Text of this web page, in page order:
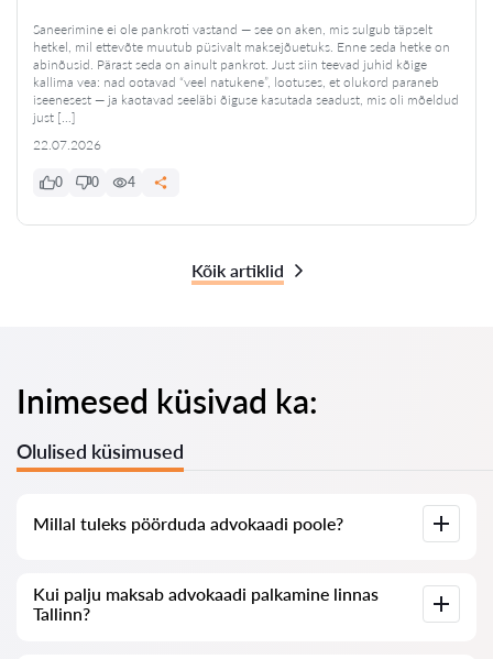
Saneerimine ei ole pankroti vastand — see on aken, mis sulgub täpselt
hetkel, mil ettevõte muutub püsivalt maksejõuetuks. Enne seda hetke on
abinõusid. Pärast seda on ainult pankrot. Just siin teevad juhid kõige
kallima vea: nad ootavad “veel natukene”, lootuses, et olukord paraneb
iseenesest — ja kaotavad seeläbi õiguse kasutada seadust, mis oli mõeldud
just […]
22.07.2026
0 0 4
Kõik artiklid
Inimesed küsivad ka:
Olulised küsimused
Millal tuleks pöörduda advokaadi poole?
otsustavad advokaadi poole pöörduda tavaliselt siis, kui neil
on keerulised probleemid. Linnas Tallinn pöördutakse
Kui palju maksab advokaadi palkamine linnas
Tallinn?